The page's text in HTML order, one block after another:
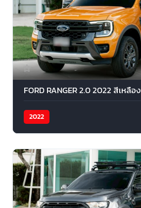
FORD RANGER 2.0 2022 สีเหลือง
2022